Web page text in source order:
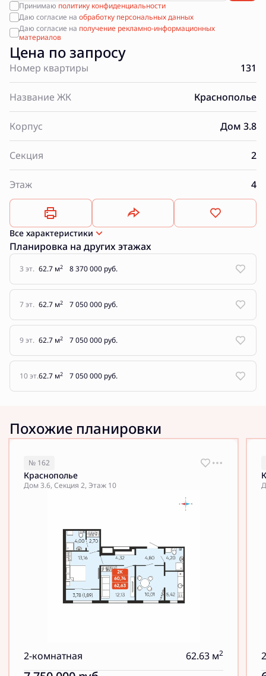
Принимаю политику конфиденциальности
Даю согласие на обработку персональных данных
Даю согласие на получение рекламно-информационных
материалов
Цена по запросу
Номер квартиры 131
Название ЖК Краснополье
Корпус Дом 3.8
Секция 2
Этаж 4
Все характеристики
Планировка на других этажах
3 эт. 62.7 м2 8 370 000 руб.
7 эт. 62.7 м2 7 050 000 руб.
9 эт. 62.7 м2 7 050 000 руб.
10 эт.62.7 м2 7 050 000 руб.
Похожие планировки
№ 162
Краснополье
Дом 3.6, Секция 2, Этаж 10
2-комнатная 62.63 м2